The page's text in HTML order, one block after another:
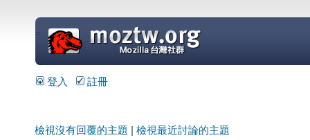
=
登入 註冊
檢視沒有回覆的主題 檢視最近討論的主題